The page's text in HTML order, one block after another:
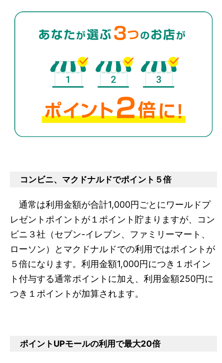
コンビニ、マクドナルドでポイント５倍
通常は利用金額が合計1,000円ごとにワールドプ
レゼントポイントが１ポイント貯まりますが、コン
ビニ３社（セブン-イレブン、ファミリーマート、
ローソン）とマクドナルドでの利用ではポイントが
５倍になります。利用金額1,000円につき１ポイン
ト付与する通常ポイントに加え、利用金額250円に
つき１ポイントが加算されます。
ポイントUPモールの利用で最大20倍